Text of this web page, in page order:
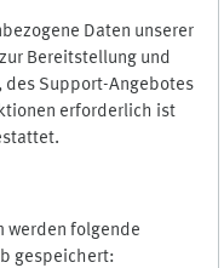
Daten unserer
Bereitstellung und
des Support-Angebotes
erforderlich ist
werden folgende
gespeichert: